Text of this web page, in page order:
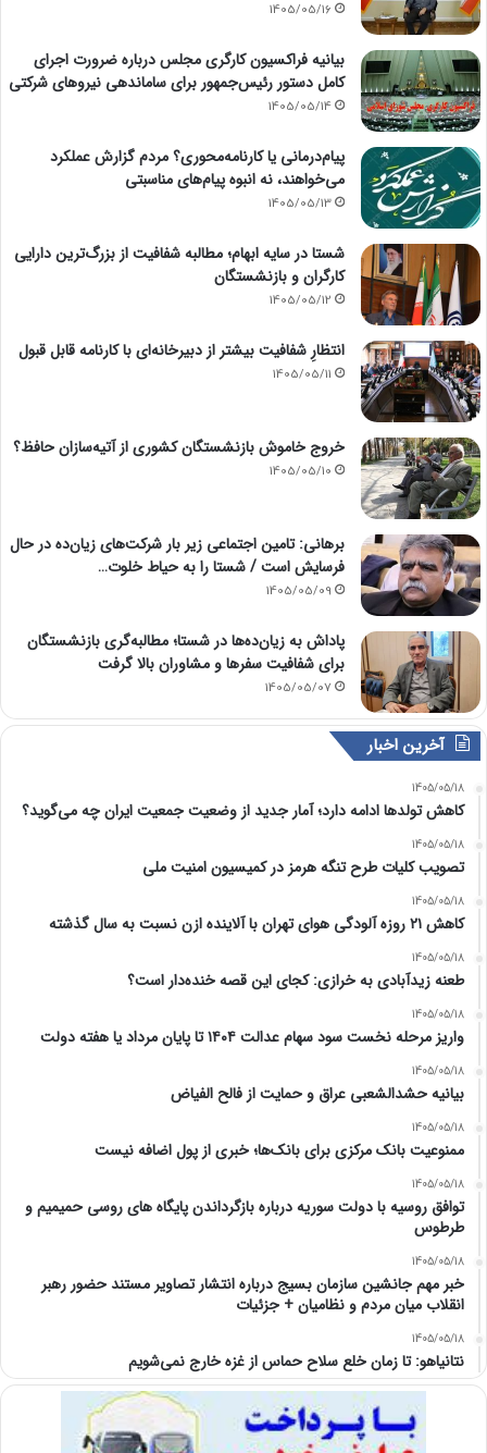
1405/05/16
بیانیه فراکسیون کارگری مجلس درباره ضرورت اجرای
کامل دستور رئیس‌جمهور برای ساماندهی نیروهای شرکتی
1405/05/14
پیام‌درمانی یا کارنامه‌محوری؟ مردم گزارش عملکرد
می‌خواهند، نه انبوه پیام‌های مناسبتی
1405/05/13
شستا در سایه ابهام؛ مطالبه شفافیت از بزرگ‌ترین دارایی
کارگران و بازنشستگان
1405/05/12
انتظارِ شفافیت بیشتر از دبیرخانه‌ای با کارنامه قابل قبول
1405/05/11
خروج خاموش بازنشستگان کشوری از آتیه‌سازان حافظ؟
1405/05/10
برهانی: تامین اجتماعی زیر بار شرکت‌های زیان‌ده در حال
فرسایش است / شستا را به حیاط خلوت…
1405/05/09
پاداش به زیان‌ده‌ها در شستا؛ مطالبه‌گری بازنشستگان
برای شفافیت سفرها و مشاوران بالا گرفت
1405/05/07
آخرین اخبار
1405/05/18
کاهش تولدها ادامه دارد؛ آمار جدید از وضعیت جمعیت ایران چه می‌گوید؟
1405/05/18
تصویب کلیات طرح تنگه هرمز در کمیسیون امنیت ملی
1405/05/18
کاهش ۲۱ روزه آلودگی هوای تهران با آلاینده ازن نسبت به سال گذشته
1405/05/18
طعنه زیدآبادی به خرازی: کجای این قصه خنده‌دار است؟
1405/05/18
واریز مرحله نخست سود سهام عدالت ۱۴۰۴ تا پایان مرداد یا هفته دولت
1405/05/18
بیانیه حشدالشعبی عراق و حمایت از فالح الفیاض
1405/05/18
ممنوعیت بانک مرکزی برای بانک‌ها؛ خبری از پول اضافه نیست
1405/05/18
توافق روسیه با دولت سوریه درباره بازگرداندن پایگاه های روسی حمیمیم و
طرطوس
1405/05/18
خبر مهم جانشین سازمان بسیج درباره انتشار تصاویر مستند حضور رهبر
انقلاب میان مردم و نظامیان + جزئیات
1405/05/18
نتانیاهو: تا زمان خلع سلاح حماس از غزه خارج نمی‌شویم